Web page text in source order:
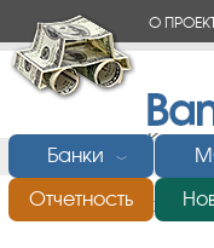
О
Банки ﹀
Отчетность
Главная/Новости ЦБ